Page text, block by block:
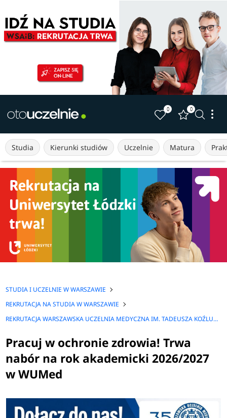
0 0
Studia Kierunki studiów Uczelnie Matura
STUDIA I UCZELNIE W WARSZAWIE
REKRUTACJA NA STUDIA W WARSZAWIE
REKRUTACJA WARSZAWSKA UCZELNIA MEDYCZNA IM. TADEUSZA KOŹLUKA W WARSZAWIE
Pracuj w ochronie zdrowia! Trwa
nabór na rok akademicki 2026/2027
w WUMed